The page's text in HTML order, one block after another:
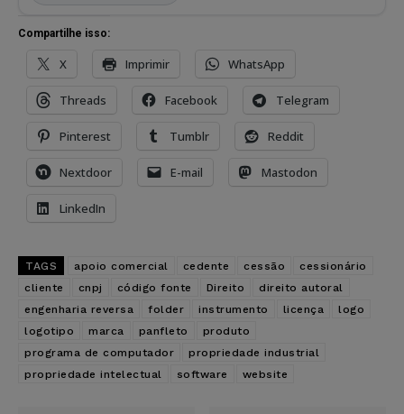
Compartilhe isso:
X Imprimir WhatsApp
Threads Facebook Telegram
Pinterest Tumblr Reddit
Nextdoor E-mail Mastodon
LinkedIn
TAGS apoio comercial cedente cessão
cessionário
cliente
cnpj código fonte Direito
direito autoral
engenharia reversa
folder instrumento licença
logo
logotipo
marca panfleto
produto
programa de computador
propriedade industrial
propriedade intelectual
software website